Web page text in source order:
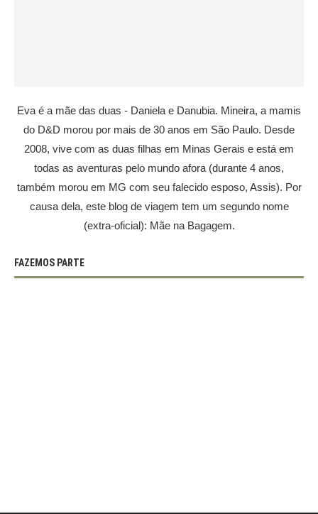
Eva é a mãe das duas - Daniela e Danubia. Mineira, a mamis
do D&D morou por mais de 30 anos em São Paulo. Desde
2008, vive com as duas filhas em Minas Gerais e está em
todas as aventuras pelo mundo afora (durante 4 anos,
também morou em MG com seu falecido esposo, Assis). Por
causa dela, este blog de viagem tem um segundo nome
(extra-oficial): Mãe na Bagagem.
FAZEMOS PARTE